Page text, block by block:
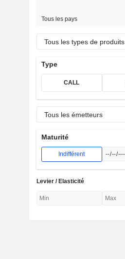
Tous les pays
Tous les types de produits
Type
CALL
Tous les émetteurs
Maturité
Indifférent
Levier / Elasticité